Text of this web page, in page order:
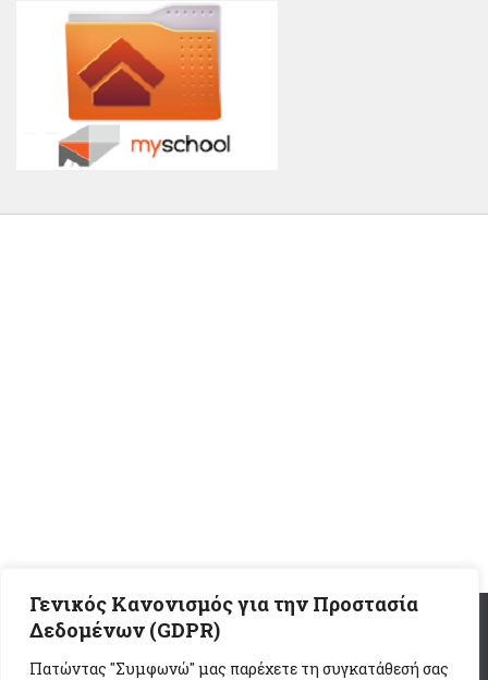
Γενικός Κανονισμός για την Προστασία
Δεδομένων (GDPR)
Πατώντας "Συμφωνώ" μας παρέχετε τη συγκατάθεσή σας
Διεύθυνση Β/μιας Εκπαίδευσης Β' Αθήνας - Υπουργείο